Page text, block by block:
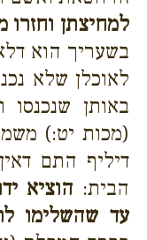
למחיצתן וחזרו
בשעריך הוא
לאוכלן שלא
באותן שנכנסו
(מכות יט:)
דיליף התם
הבית: הוציא
עד שהשלימו